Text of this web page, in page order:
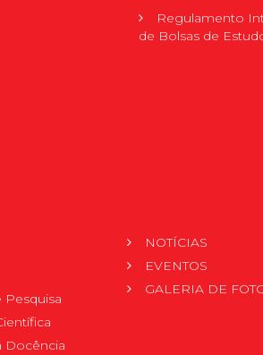
Regulamento
de Bolsas de
Pesquisa
Docência
NOTÍCIAS
EVENTOS
GALERIA DE